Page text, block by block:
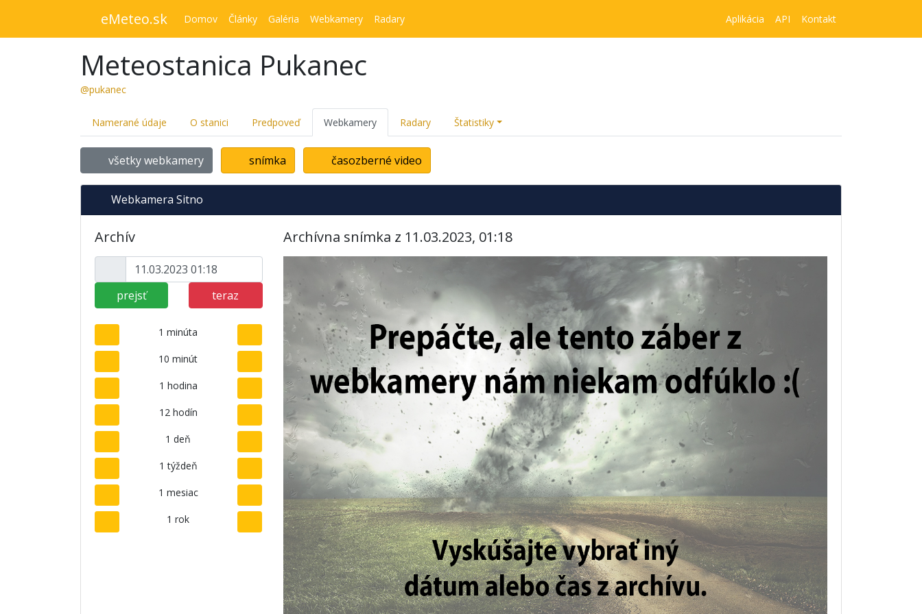
eMeteo.sk Domov Články Galéria Webkamery Radary Aplikácia API Kontakt
Meteostanica Pukanec
@pukanec
Namerané údaje O stanici Predpoveď Webkamery Radary Štatistiky
všetky webkamery snímka časozberné video
Webkamera Sitno
Archív
prejsť teraz
1 minúta
10 minút
1 hodina
12 hodín
1 deň
1 týždeň
1 mesiac
1 rok
Archívna snímka z 11.03.2023, 01:18